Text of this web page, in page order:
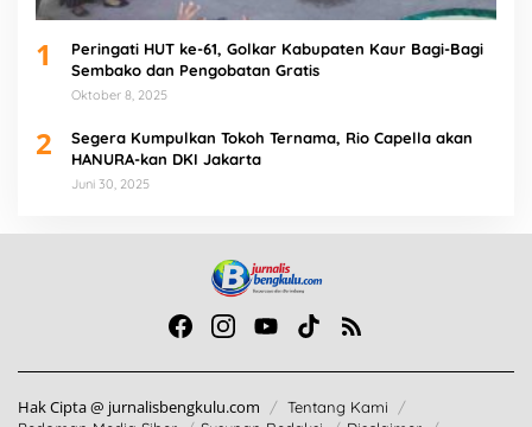
1
Peringati HUT ke-61, Golkar Kabupaten Kaur Bagi-Bagi
Sembako dan Pengobatan Gratis
Oktober 8, 2025
2
Segera Kumpulkan Tokoh Ternama, Rio Capella akan
HANURA-kan DKI Jakarta
Juni 30, 2025
Hak Cipta @ jurnalisbengkulu.com
Tentang Kami